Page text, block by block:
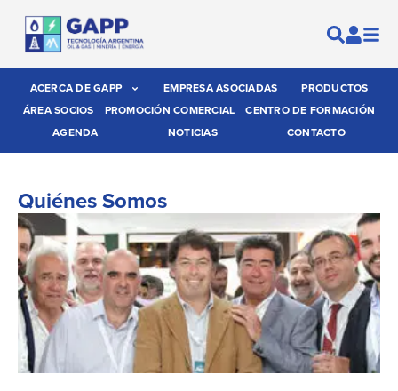
ACERCA DE GAPP EMPRESA ASOCIADAS
PRODUCTOS
ÁREA SOCIOS
PROMOCIÓN COMERCIAL
CENTRO DE FORMACIÓN
AGENDA
NOTICIAS CONTACTO
Quiénes Somos